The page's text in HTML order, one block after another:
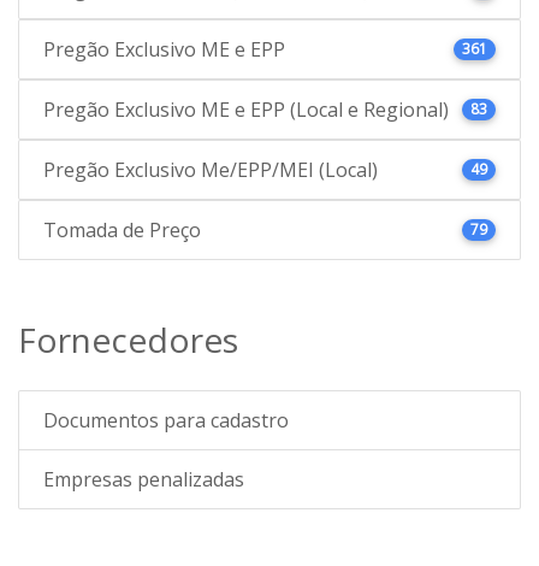
Pregão Exclusivo ME e EPP 361
Pregão Exclusivo ME e EPP (Local e Regional) 83
Pregão Exclusivo Me/EPP/MEI (Local) 49
Tomada de Preço 79
Fornecedores
Documentos para cadastro
Empresas penalizadas